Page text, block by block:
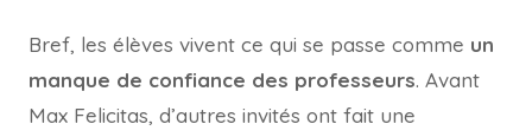
Bref, les élèves vivent ce qui se passe comme un
manque de confiance des professeurs. Avant
Max Felicitas, d’autres invités ont fait une